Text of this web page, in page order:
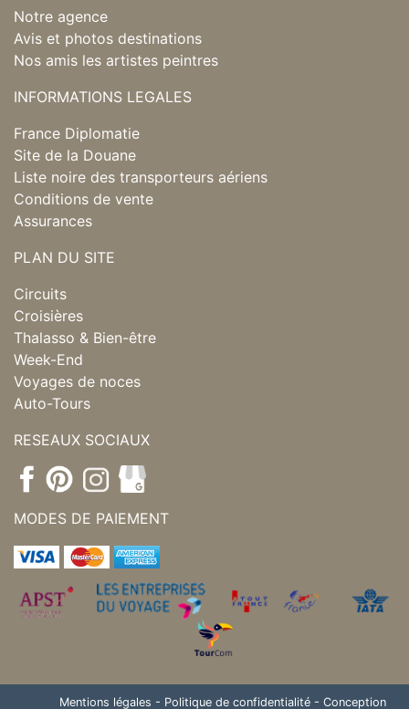
Notre agence
Avis et photos destinations
Nos amis les artistes peintres
INFORMATIONS LEGALES
France Diplomatie
Site de la Douane
Liste noire des transporteurs aériens
Conditions de vente
Assurances
PLAN DU SITE
Circuits
Croisières
Thalasso & Bien-être
Week-End
Voyages de noces
Auto-Tours
RESEAUX SOCIAUX
MODES DE PAIEMENT
Mentions légales - Politique de confidentialité - Conception